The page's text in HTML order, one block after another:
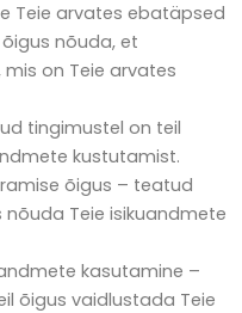
Teie arvates ebatäpsed
nõuda, et
on Teie arvates
tingimustel on teil
kustutamist.
õigus – teatud
Teie isikuandmete
kasutamine –
õigus vaidlustada Teie